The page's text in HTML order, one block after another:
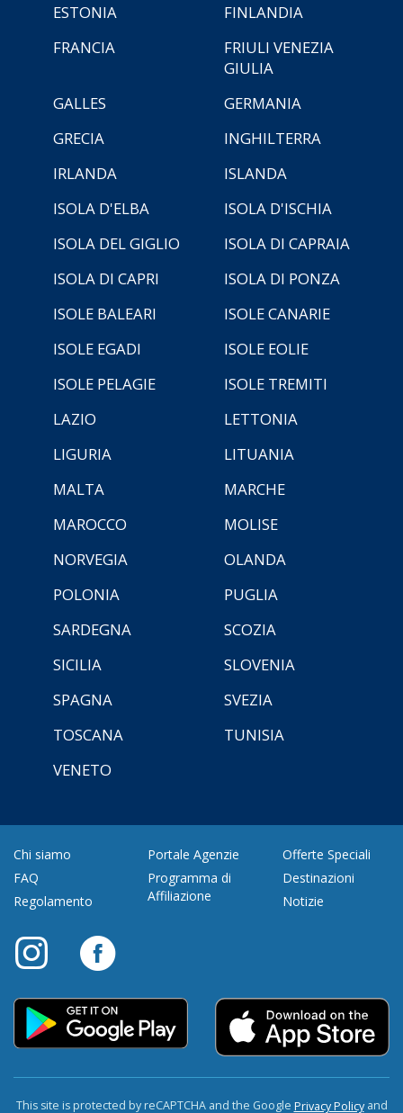
ESTONIA
FINLANDIA
FRANCIA
FRIULI VENEZIA
GIULIA
GALLES
GERMANIA
GRECIA
INGHILTERRA
IRLANDA
ISLANDA
ISOLA D'ELBA
ISOLA D'ISCHIA
ISOLA DEL GIGLIO
ISOLA DI CAPRAIA
ISOLA DI CAPRI
ISOLA DI PONZA
ISOLE BALEARI
ISOLE CANARIE
ISOLE EGADI
ISOLE EOLIE
ISOLE PELAGIE
ISOLE TREMITI
LAZIO
LETTONIA
LIGURIA
LITUANIA
MALTA
MARCHE
MAROCCO
MOLISE
NORVEGIA
OLANDA
POLONIA
PUGLIA
SARDEGNA
SCOZIA
SICILIA
SLOVENIA
SPAGNA
SVEZIA
TOSCANA
TUNISIA
VENETO
Chi siamo
FAQ
Regolamento
Portale Agenzie
Programma di
Affiliazione
Offerte Speciali
Destinazioni
Notizie
This site is protected by reCAPTCHA and the Google Privacy Policyand